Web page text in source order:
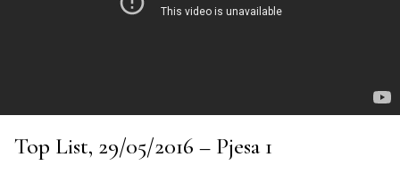
Top List, 29/05/2016 – Pjesa 1